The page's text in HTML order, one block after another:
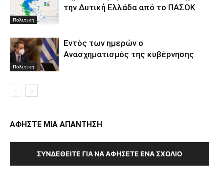
Πολιτική
την Δυτική Ελλάδα από το ΠΑΣΟΚ
Πολιτική
Εντός των ημερών ο
Ανασχηματισμός της κυβέρνησης
ΑΦΗΣΤΕ ΜΙΑ ΑΠΑΝΤΗΣΗ
ΣΥΝΔΕΘΕΊΤΕ ΓΙΑ ΝΑ ΑΦΉΣΕΤΕ ΈΝΑ ΣΧΌΛΙΟ